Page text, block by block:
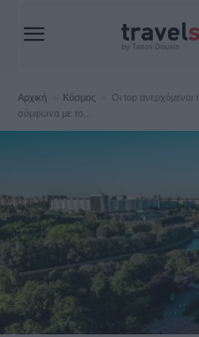
Αρχική Κόσμος
Οι top ανερχόμενοι
σύμφωνα με το...